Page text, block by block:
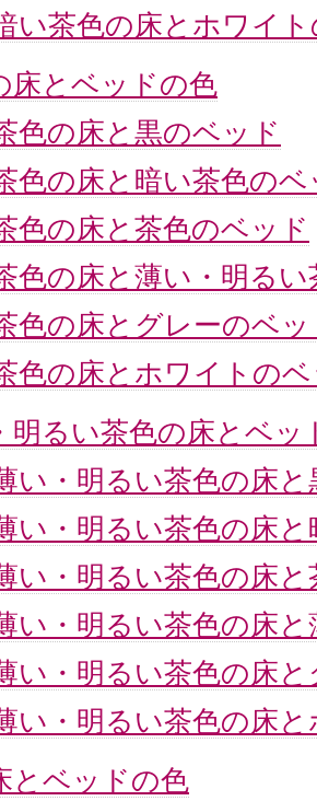
い茶色の床とホワイト
床とベッドの色
色の床と黒のベッド
色の床と暗い茶色のベ
色の床と茶色のベッド
色の床と薄い・明るい
色の床とグレーのベッ
色の床とホワイトのベ
明るい茶色の床とベッ
い・明るい茶色の床と
い・明るい茶色の床
い・明るい茶色の床と
い・明るい茶色の床
い・明るい茶色の床
い・明るい茶色の床
とベッドの色